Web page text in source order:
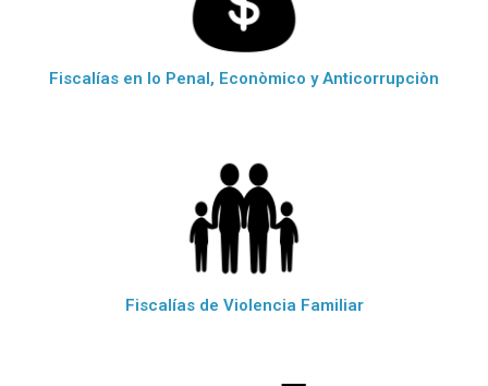
Fiscalías en lo Penal, Econòmico y Anticorrupciòn
Fiscalías de Violencia Familiar